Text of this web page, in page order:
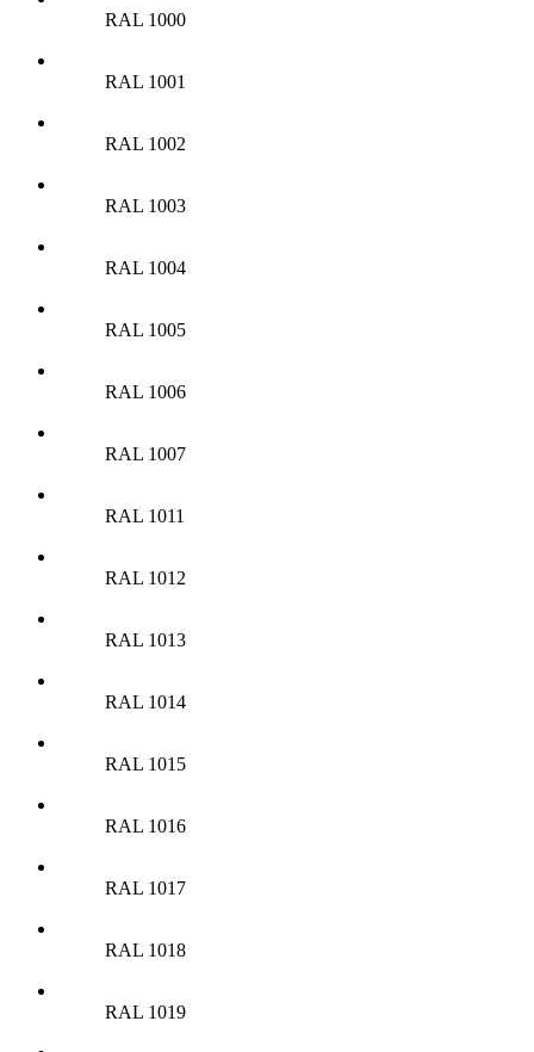
RAL 1000
RAL 1001
RAL 1002
RAL 1003
RAL 1004
RAL 1005
RAL 1006
RAL 1007
RAL 1011
RAL 1012
RAL 1013
RAL 1014
RAL 1015
RAL 1016
RAL 1017
RAL 1018
RAL 1019